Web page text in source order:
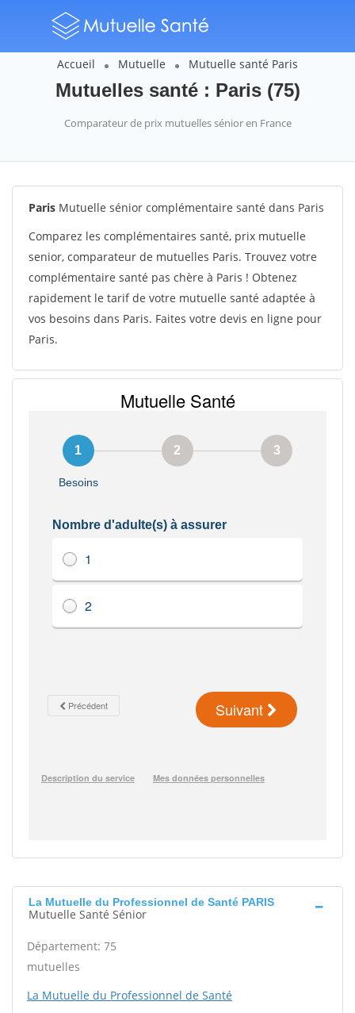
Accueil Mutuelle Mutuelle santé Paris
Mutuelles santé : Paris (75)
Comparateur de prix mutuelles sénior en France
Paris Mutuelle sénior complémentaire santé dans Paris
Comparez les complémentaires santé, prix mutuelle
senior, comparateur de mutuelles Paris. Trouvez votre
complémentaire santé pas chère à Paris ! Obtenez
rapidement le tarif de votre mutuelle santé adaptée à
vos besoins dans Paris. Faites votre devis en ligne pour
Paris.
La Mutuelle du Professionnel de Santé PARIS
Mutuelle Santé Sénior
Département: 75
mutuelles
La Mutuelle du Professionnel de Santé